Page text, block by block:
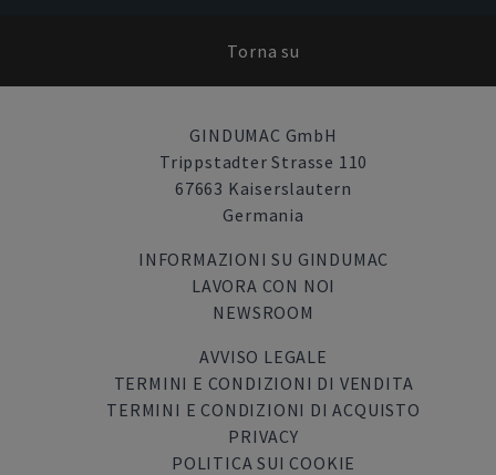
Torna su
GINDUMAC GmbH
Trippstadter Strasse 110
67663 Kaiserslautern
Germania
INFORMAZIONI SU GINDUMAC
LAVORA CON NOI
NEWSROOM
AVVISO LEGALE
TERMINI E CONDIZIONI DI VENDITA
TERMINI E CONDIZIONI DI ACQUISTO
PRIVACY
POLITICA SUI COOKIE